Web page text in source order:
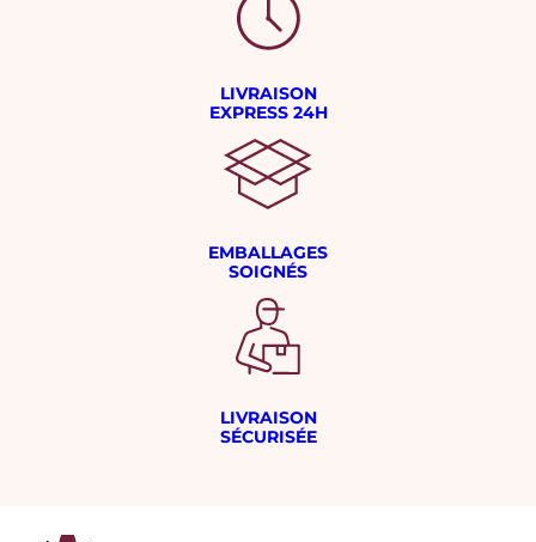
LIVRAISON
EXPRESS 24H
EMBALLAGES
SOIGNÉS
LIVRAISON
SÉCURISÉE